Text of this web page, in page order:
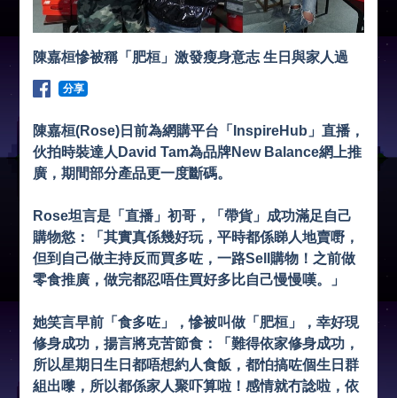
陳嘉桓慘被稱「肥桓」激發瘦身意志 生日與家人過
分享
陳嘉桓(Rose)日前為網購平台「InspireHub」直播，
伙拍時裝達人David Tam為品牌New Balance網上推
廣，期間部分產品更一度斷碼。
Rose坦言是「直播」初哥，「帶貨」成功滿足自己
購物慾：「其實真係幾好玩，平時都係睇人地賣嘢，
但到自己做主持反而買多咗，一路Sell購物！之前做
零食推廣，做完都忍唔住買好多比自己慢慢嘆。」
她笑言早前「食多咗」，慘被叫做「肥桓」，幸好現
修身成功，揚言將克苦節食：「難得依家修身成功，
所以星期日生日都唔想約人食飯，都怕搞咗個生日群
組出嚟，所以都係家人聚吓算啦！感情就冇諗啦，依